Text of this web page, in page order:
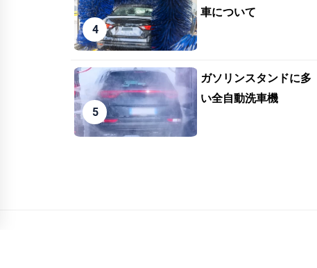
車について
ガソリンスタンドに多
い全自動洗車機